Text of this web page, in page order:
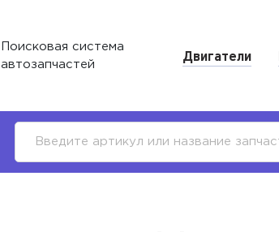
Поисковая система
автозапчастей
Двигатели